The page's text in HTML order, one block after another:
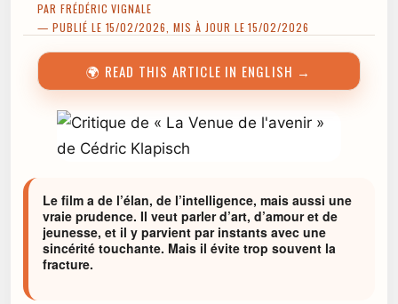
PAR FRÉDÉRIC VIGNALE
— PUBLIÉ LE 15/02/2026, MIS À JOUR LE 15/02/2026
🌍 READ THIS ARTICLE IN ENGLISH →
Le film a de l’élan, de l’intelligence, mais aussi une
vraie prudence. Il veut parler d’art, d’amour et de
jeunesse, et il y parvient par instants avec une
sincérité touchante. Mais il évite trop souvent la
fracture.